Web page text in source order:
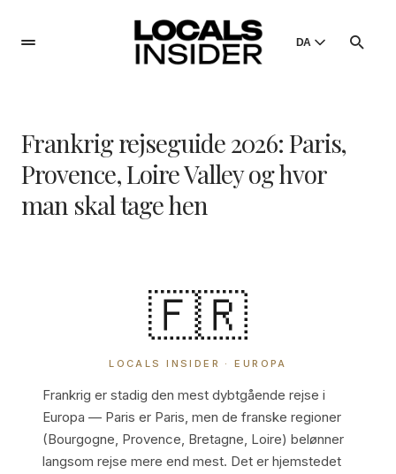
DA
Dansk
Danish
Polski
Poland
Frankrig rejseguide 2026: Paris,
Provence, Loire Valley og hvor
man skal tage hen
🇫🇷
LOCALS INSIDER · EUROPA
Frankrig er stadig den mest dybtgående rejse i
Europa — Paris er Paris, men de franske regioner
(Bourgogne, Provence, Bretagne, Loire) belønner
langsom rejse mere end mest. Det er hjemstedet